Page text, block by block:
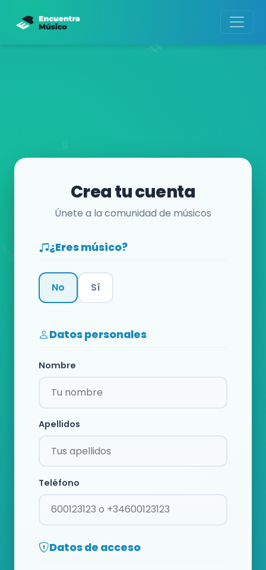
Crea tu cuenta
Únete a la comunidad de músicos
¿Eres músico?
No Sí
Datos personales
Nombre
Apellidos
Teléfono
Datos de acceso